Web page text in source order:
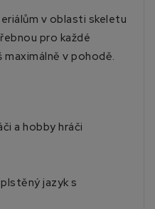
v oblasti skeletu
pro každé
v pohodě.
a hobby hráči
jazyk s